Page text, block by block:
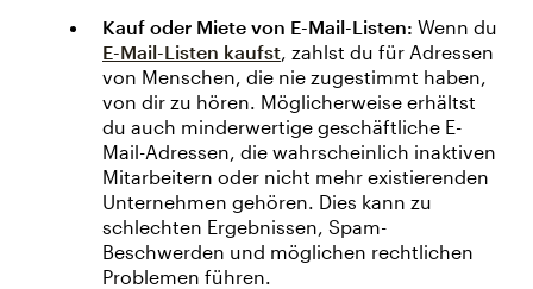
Kauf oder Miete von E-Mail-Listen: Wenn du
E-Mail-Listen kaufst, zahlst du für Adressen
von Menschen, die nie zugestimmt haben,
von dir zu hören. Möglicherweise erhältst
du auch minderwertige geschäftliche E-
Mail-Adressen, die wahrscheinlich inaktiven
Mitarbeitern oder nicht mehr existierenden
Unternehmen gehören. Dies kann zu
schlechten Ergebnissen, Spam-
Beschwerden und möglichen rechtlichen
Problemen führen.